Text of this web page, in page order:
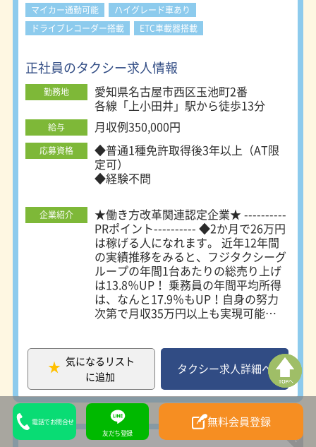
マイカー通勤可能
ハイグレード車あり
ドライブレコーダー搭載
ETC車載器搭載
正社員のタクシー求人情報
勤務地
愛知県名古屋市西区玉池町2番
各線「上小田井」駅から徒歩13分
給与 月収例350,000円
応募資格
◆普通1種免許取得後3年以上（AT限
定可）
◆経験不問
企業紹介
★働き方改革関連認定企業★ ----------
PRポイント---------- ◆2か月で26万円
は稼げる人になれます。 近年12年間
の実績推移をみると、フジタクシーグ
ループの年間1台あたりの総売り上げ
は13.8％UP！ 乗務員の年間平均所得
は、なんと17.9％もUP！自身の努力
次第で月収35万円以上も実現可能で
り評価 今までの業界の通例はタクシ
ー乗務員として定年を迎えることでし
たが、フジタクシーグループでは会社
経営に携わる役職者への昇進チャンス
があるのです。なんと入社1年で課長
になった方も！ 将来性があって安定
した就業のため、意欲をもって生き生
気になるリスト
に追加
タクシー求人詳細へ
電話でお問合せ
友だち登録
無料会員登録